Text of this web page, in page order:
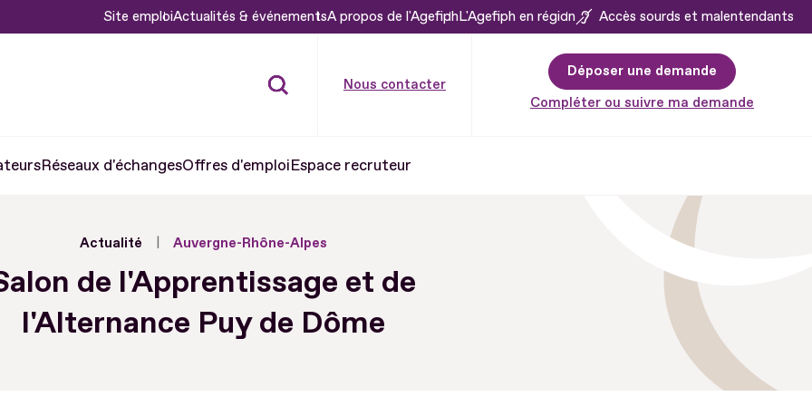
Site emploiActualités & événementsA propos de l'AgefiphL'Agefiph en région Accès sourds et malentendants
Nous contacter
Déposer une demande
Compléter ou suivre ma demande
Réseaux d'échangesOffres d'emploiEspace recruteur
Actualité Auvergne-Rhône-Alpes
de l'Apprentissage et de
l'Alternance Puy de Dôme